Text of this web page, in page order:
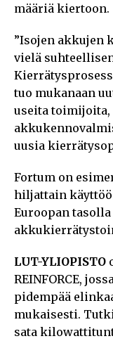
määriä kiertoon.
”Isojen akkujen
vielä
tuo mukanaan
useita toimijoita,
uusia
Fortum on
hiljattain
Euroopan
LUT-YLIOPISTO
REINFORCE,
pidempää
mukaisesti.
sata